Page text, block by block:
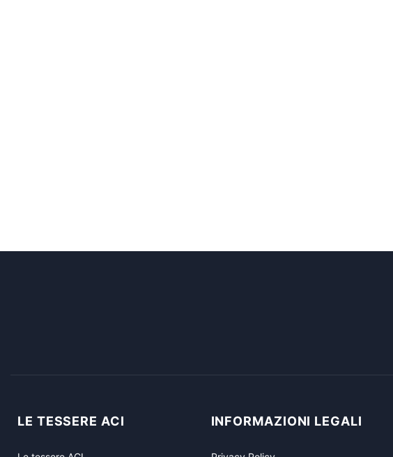
LE TESSERE ACI INFORMAZIONI LEGALI